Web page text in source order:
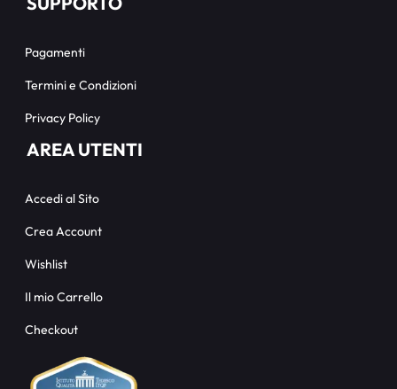
Pagamenti
Termini e Condizioni
Privacy Policy
AREA UTENTI
Accedi al Sito
Crea Account
Wishlist
Il mio Carrello
Checkout